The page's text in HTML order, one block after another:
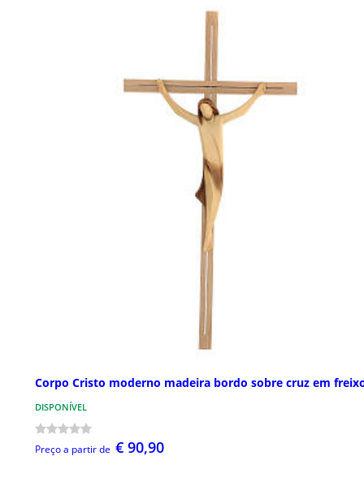
Corpo Cristo moderno madeira bordo sobre cruz em
DISPONÍVEL
Preço a partir de € 90,90